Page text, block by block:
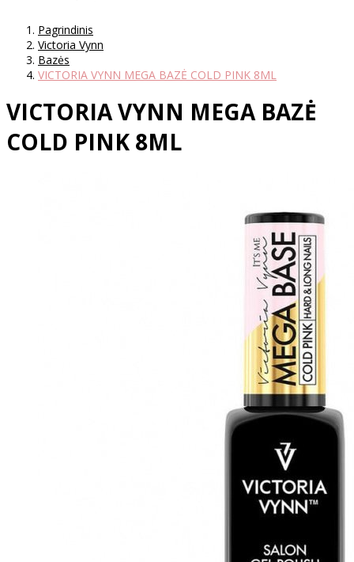
Pagrindinis
Victoria Vynn
Bazės
VICTORIA VYNN MEGA BAZĖ COLD PINK 8ML
VICTORIA VYNN MEGA BAZĖ
COLD PINK 8ML